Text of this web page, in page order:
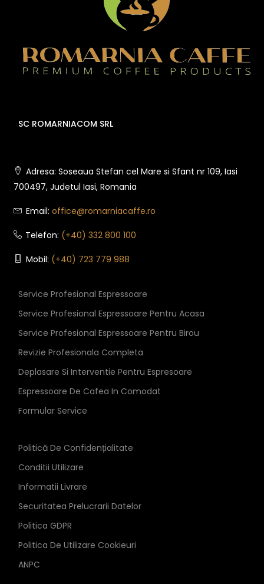
SC ROMARNIACOM SRL
Adresa: Soseaua Stefan cel Mare si Sfant nr 109, Iasi
700497, Judetul Iasi, Romania
Email: office@romarniacaffe.ro
Telefon: (+40) 332 800 100
Mobil: (+40) 723 779 988
Service Profesional Espressoare
Service Profesional Espressoare Pentru Acasa
Service Profesional Espressoare Pentru Birou
Revizie Profesionala Completa
Deplasare Si Interventie Pentru Espresoare
Espressoare De Cafea In Comodat
Formular Service
Politică De Confidențialitate
Conditii Utilizare
Informatii Livrare
Securitatea Prelucrarii Datelor
Politica GDPR
Politica De Utilizare Cookieuri
ANPC